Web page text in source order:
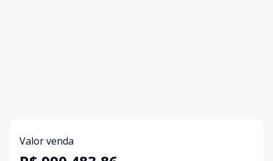
Valor venda